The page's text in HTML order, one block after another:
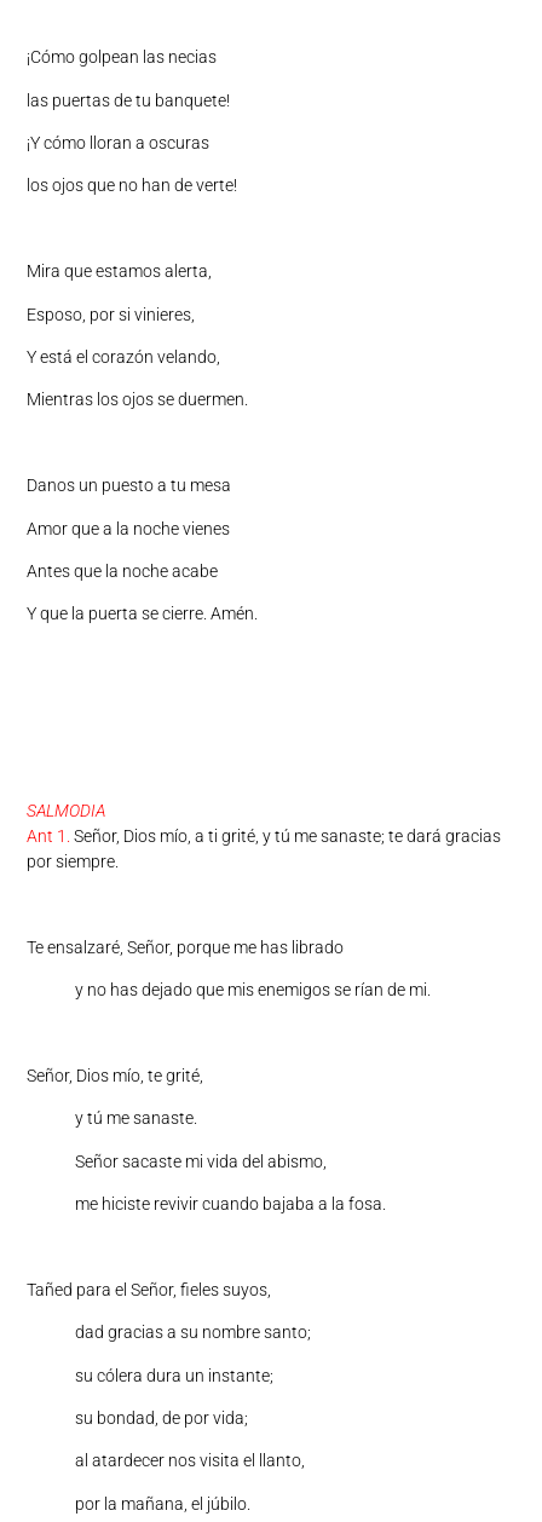
¡Cómo golpean las necias
las puertas de tu banquete!
¡Y cómo lloran a oscuras
los ojos que no han de verte!
Mira que estamos alerta,
Esposo, por si vinieres,
Y está el corazón velando,
Mientras los ojos se duermen.
Danos un puesto a tu mesa
Amor que a la noche vienes
Antes que la noche acabe
Y que la puerta se cierre. Amén.
SALMODIA
Ant 1.Señor, Dios mío, a ti grité, y tú me sanaste; te dará gracias
por siempre.
Te ensalzaré, Señor, porque me has librado
y no has dejado que mis enemigos se rían de mi.
Señor, Dios mío, te grité,
y tú me sanaste.
Señor sacaste mi vida del abismo,
me hiciste revivir cuando bajaba a la fosa.
Tañed para el Señor, fieles suyos,
dad gracias a su nombre santo;
su cólera dura un instante;
su bondad, de por vida;
al atardecer nos visita el llanto,
por la mañana, el júbilo.